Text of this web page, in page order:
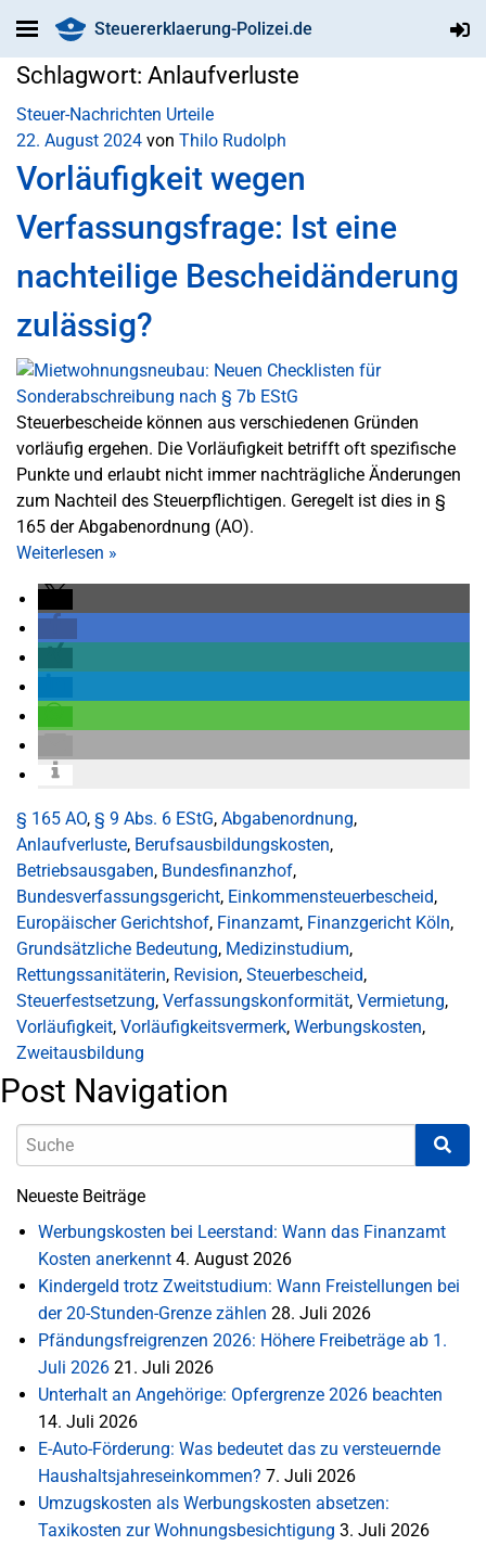
Steuererklaerung-Polizei.de
Schlagwort: Anlaufverluste
Steuer-Nachrichten Urteile
22. August 2024 von Thilo Rudolph
Vorläufigkeit wegen
Verfassungsfrage: Ist eine
nachteilige Bescheidänderung
zulässig?
Steuerbescheide können aus verschiedenen Gründen
vorläufig ergehen. Die Vorläufigkeit betrifft oft spezifische
Punkte und erlaubt nicht immer nachträgliche Änderungen
zum Nachteil des Steuerpflichtigen. Geregelt ist dies in §
165 der Abgabenordnung (AO).
Weiterlesen »
§ 165 AO, § 9 Abs. 6 EStG, Abgabenordnung,
Anlaufverluste, Berufsausbildungskosten,
Betriebsausgaben, Bundesfinanzhof,
Bundesverfassungsgericht, Einkommensteuerbescheid,
Europäischer Gerichtshof, Finanzamt, Finanzgericht Köln,
Grundsätzliche Bedeutung, Medizinstudium,
Rettungssanitäterin, Revision, Steuerbescheid,
Steuerfestsetzung, Verfassungskonformität, Vermietung,
Vorläufigkeit, Vorläufigkeitsvermerk, Werbungskosten,
Zweitausbildung
Post Navigation
Neueste Beiträge
Werbungskosten bei Leerstand: Wann das Finanzamt
Kosten anerkennt 4. August 2026
Kindergeld trotz Zweitstudium: Wann Freistellungen bei
der 20-Stunden-Grenze zählen 28. Juli 2026
Pfändungsfreigrenzen 2026: Höhere Freibeträge ab 1.
Juli 2026 21. Juli 2026
Unterhalt an Angehörige: Opfergrenze 2026 beachten
14. Juli 2026
E-Auto-Förderung: Was bedeutet das zu versteuernde
Haushaltsjahreseinkommen? 7. Juli 2026
Umzugskosten als Werbungskosten absetzen:
Taxikosten zur Wohnungsbesichtigung 3. Juli 2026